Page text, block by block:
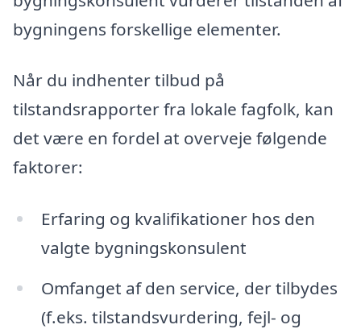
bygningens forskellige elementer.
Når du indhenter tilbud på
tilstandsrapporter fra lokale fagfolk, kan
det være en fordel at overveje følgende
faktorer:
Erfaring og kvalifikationer hos den
valgte bygningskonsulent
Omfanget af den service, der tilbydes
(f.eks. tilstandsvurdering, fejl- og